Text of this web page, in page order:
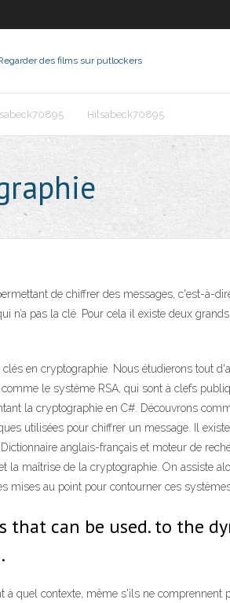
des films sur putlockers
Hilsabeck70895
de chiffrer des messages, c'est-à-
pas la clé. Pour cela il existe deux
en cryptographie. Nous étudierons tout
le système RSA, qui sont à clefs
la cryptographie en C#. Découvrons
utilisées pour chiffrer un message. Il
anglais-français et moteur de
maîtrise de la cryptographie. On assiste
mises au point pour contourner ces
can be used. to the
à quel contexte, même s'ils ne